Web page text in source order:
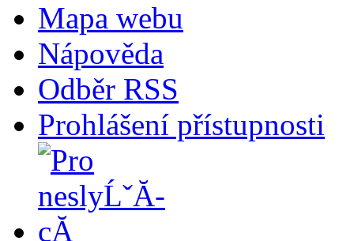
Mapa webu
Nápověda
Odběr RSS
Prohlášení přístupnosti